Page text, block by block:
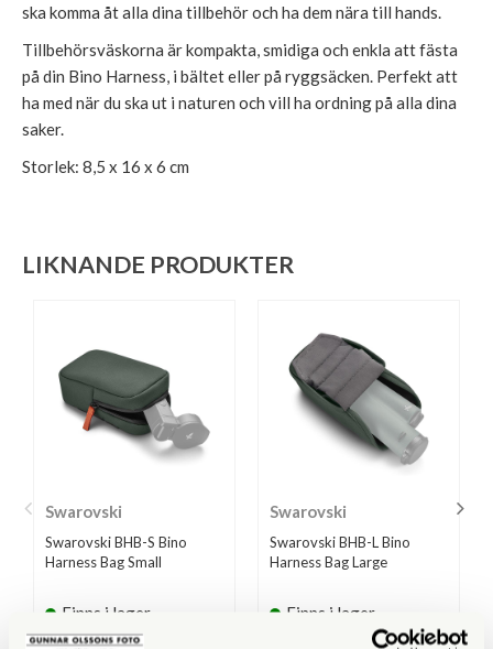
ska komma åt alla dina tillbehör och ha dem nära till hands.
Tillbehörsväskorna är kompakta, smidiga och enkla att fästa
på din Bino Harness, i bältet eller på ryggsäcken. Perfekt att
ha med när du ska ut i naturen och vill ha ordning på alla dina
saker.
Storlek: 8,5 x 16 x 6 cm
LIKNANDE PRODUKTER
Swarovski
Swarovski BHB-S Bino
Harness Bag Small
Finns i lager
Swarovski
Swarovski BHB-L Bino
Harness Bag Large
Finns i lager